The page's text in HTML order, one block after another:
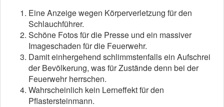
Eine Anzeige wegen Körperverletzung für den
Schlauchführer.
Schöne Fotos für die Presse und ein massiver
Imageschaden für die Feuerwehr.
Damit einhergehend schlimmstenfalls ein Aufschrei
der Bevölkerung, was für Zustände denn bei der
Feuerwehr herrschen.
Wahrscheinlich kein Lerneffekt für den
Pflastersteinmann.